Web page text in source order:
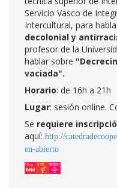
Servicio Vasco de
Intercultural, para
decolonial y
profesor de la
hablar sobre
vaciada".
Horario: de 16h a 21h
Lugar: sesión online.
Se requiere
aquí: http://
en-abierto